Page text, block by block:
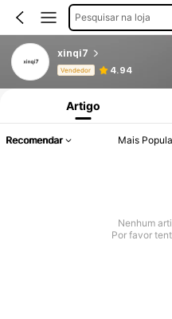
Pesquisar na loja
xinqi7
Vendedor 4.94
Informações do Produto:
Artigo
Recomendar Mais
Nenhum
Por favor